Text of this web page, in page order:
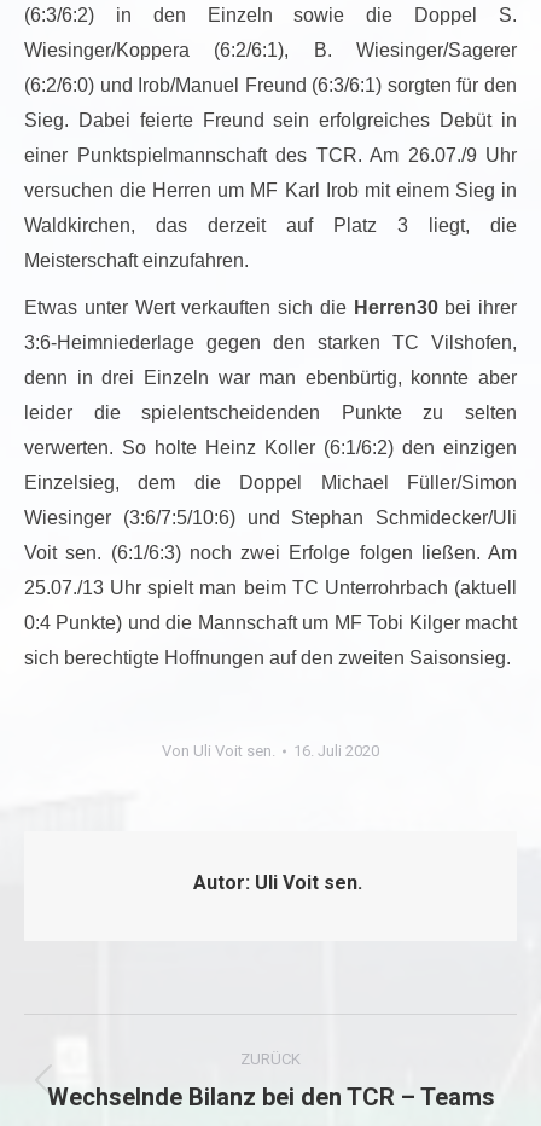
(6:3/6:2) in den Einzeln sowie die Doppel S.
Wiesinger/Koppera (6:2/6:1), B. Wiesinger/Sagerer
(6:2/6:0) und Irob/Manuel Freund (6:3/6:1) sorgten für den
Sieg. Dabei feierte Freund sein erfolgreiches Debüt in
einer Punktspielmannschaft des TCR. Am 26.07./9 Uhr
versuchen die Herren um MF Karl Irob mit einem Sieg in
Waldkirchen, das derzeit auf Platz 3 liegt, die
Meisterschaft einzufahren.
Etwas unter Wert verkauften sich die Herren30bei ihrer
3:6-Heimniederlage gegen den starken TC Vilshofen,
denn in drei Einzeln war man ebenbürtig, konnte aber
leider die spielentscheidenden Punkte zu selten
verwerten. So holte Heinz Koller (6:1/6:2) den einzigen
Einzelsieg, dem die Doppel Michael Füller/Simon
Wiesinger (3:6/7:5/10:6) und Stephan Schmidecker/Uli
Voit sen. (6:1/6:3) noch zwei Erfolge folgen ließen. Am
25.07./13 Uhr spielt man beim TC Unterrohrbach (aktuell
0:4 Punkte) und die Mannschaft um MF Tobi Kilger macht
sich berechtigte Hoffnungen auf den zweiten Saisonsieg.
Von Uli Voit sen. 16. Juli 2020
Autor: Uli Voit sen.
Kommentarnavigation
ZURÜCK
Vorheriger
Wechselnde Bilanz bei den TCR – Teams